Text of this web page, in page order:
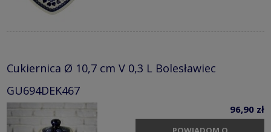
Cukiernica Ø 10,7 cm V 0,3 L Bolesławiec
GU694DEK467
96,90 zł